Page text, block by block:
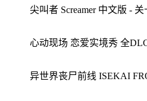
尖叫者 Screamer 中文版 -